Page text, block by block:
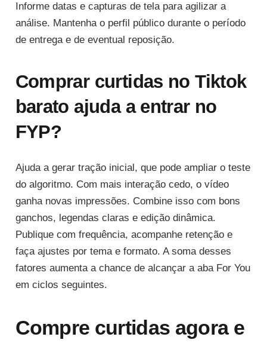
Informe datas e capturas de tela para agilizar a
análise. Mantenha o perfil público durante o período
de entrega e de eventual reposição.
Comprar curtidas no Tiktok
barato ajuda a entrar no
FYP?
Ajuda a gerar tração inicial, que pode ampliar o teste
do algoritmo. Com mais interação cedo, o vídeo
ganha novas impressões. Combine isso com bons
ganchos, legendas claras e edição dinâmica.
Publique com frequência, acompanhe retenção e
faça ajustes por tema e formato. A soma desses
fatores aumenta a chance de alcançar a aba For You
em ciclos seguintes.
Compre curtidas agora e